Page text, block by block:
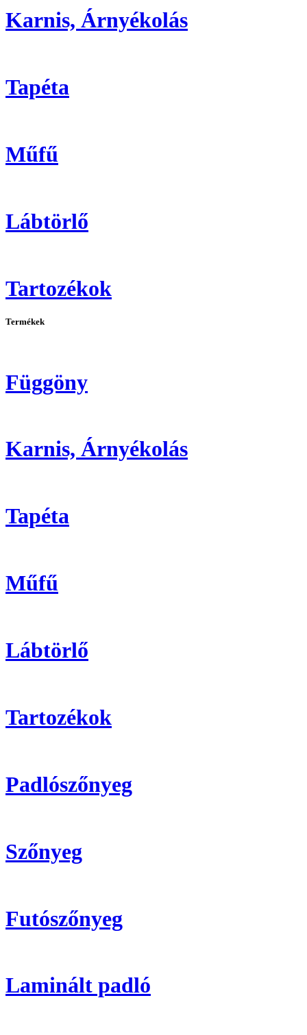
Karnis, Árnyékolás
Tapéta
Műfű
Lábtörlő
Tartozékok
Termékek
Függöny
Karnis, Árnyékolás
Tapéta
Műfű
Lábtörlő
Tartozékok
Padlószőnyeg
Szőnyeg
Futószőnyeg
Laminált padló